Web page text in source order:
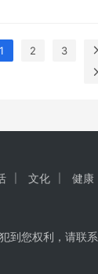
1 2 3
文化 健康
到您权利，请联